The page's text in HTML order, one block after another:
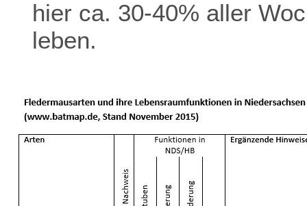
hier ca. 30-40% aller
leben.